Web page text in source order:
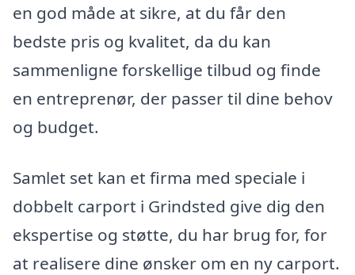
en god måde at sikre, at du får den
bedste pris og kvalitet, da du kan
sammenligne forskellige tilbud og finde
en entreprenør, der passer til dine behov
og budget.
Samlet set kan et firma med speciale i
dobbelt carport i Grindsted give dig den
ekspertise og støtte, du har brug for, for
at realisere dine ønsker om en ny carport.